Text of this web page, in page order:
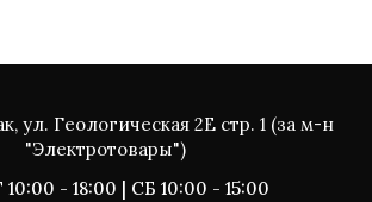
ул. Геологическая 2Е стр. 1 (за м-н
"Электротовары")
- 18:00 | СБ 10:00 - 15:00